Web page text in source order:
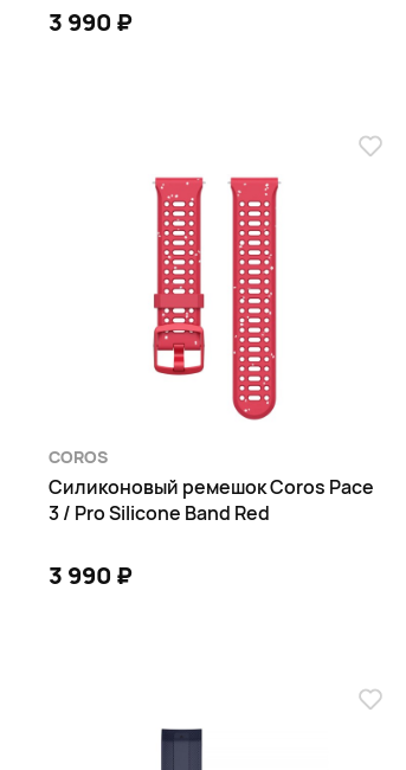
3 990 ₽
COROS
Силиконовый ремешок Coros Pace
3 / Pro Silicone Band Red
3 990 ₽